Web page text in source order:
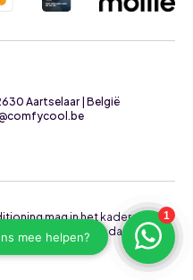
Aartselaar | België
mag in het kader van
worden door daartoe
op voor een